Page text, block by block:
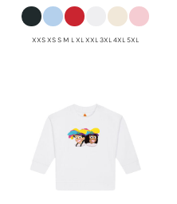
XXS XS S M L XL XXL 3XL 4XL 5XL